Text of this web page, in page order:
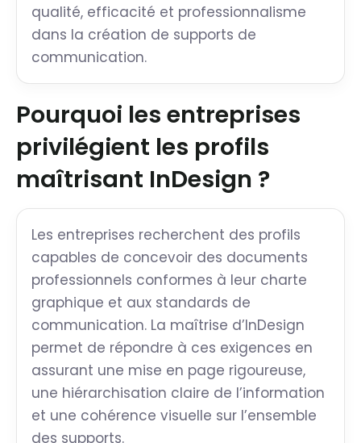
qualité, efficacité et professionnalisme
dans la création de supports de
communication.
Pourquoi les entreprises
privilégient les profils
maîtrisant InDesign ?
Les entreprises recherchent des profils
capables de concevoir des documents
professionnels conformes à leur charte
graphique et aux standards de
communication. La maîtrise d’InDesign
permet de répondre à ces exigences en
assurant une mise en page rigoureuse,
une hiérarchisation claire de l’information
et une cohérence visuelle sur l’ensemble
des supports.